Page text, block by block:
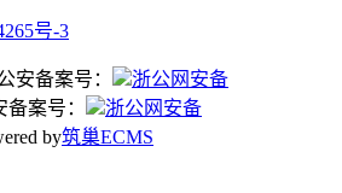
号-3
安备案号：
浙公网安备
备案号：
浙公网安备
by筑巢ECMS